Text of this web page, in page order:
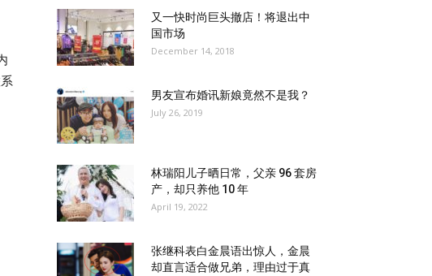
又一快时尚巨头撤店！将退出中
国市场
December 14, 2018
男友宣布婚讯新娘竟然不是我？
July 26, 2019
林瑞阳儿子晒日常，父亲 96 套房
产，却只养他 10 年
April 19, 2022
张继科表白金晨语出惊人，金晨
却直言适合做兄弟，理由过于真